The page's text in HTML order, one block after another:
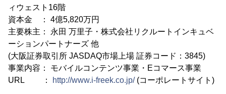
ィウェスト16階
資本金 ： 4億5,820万円
主要株主： 永田 万里子・株式会社リクルートインキュベ
ーションパートナーズ 他
(大阪証券取引所 JASDAQ市場上場 証券コード：3845)
事業内容： モバイルコンテンツ事業・Eコマース事業
URL ：
http://www.i-freek.co.jp/(コーポレートサイト)